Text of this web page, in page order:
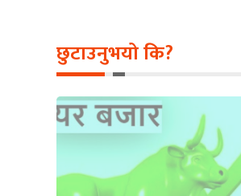
छुटाउनुभयो कि?